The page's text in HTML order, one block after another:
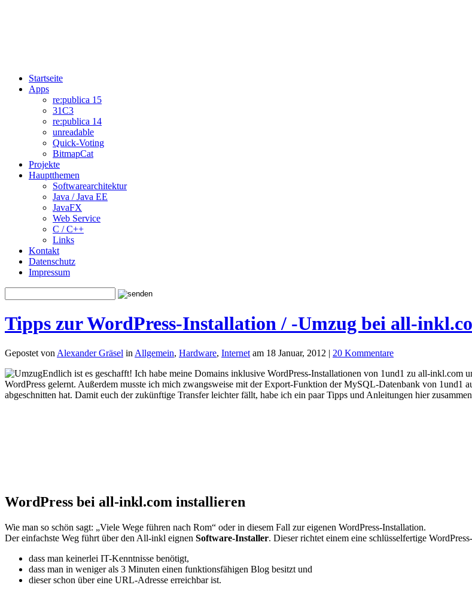
Startseite
Apps
re:publica 15
31C3
re:publica 14
unreadable
Quick-Voting
BitmapCat
Projekte
Hauptthemen
Softwarearchitektur
Java / Java EE
JavaFX
Web Service
C / C++
Links
Kontakt
Datenschutz
Impressum
Tipps zur WordPress-Installation / -Umzug bei all-
Gepostet von Alexander Gräsel in Allgemein, Hardware, Internet am 18 Januar, 2012 | 20 Kommentare
Endlich ist es geschafft! Ich habe meine Domains inklusive WordPress-Installationen von 1und1 zu all-inkl.com
WordPress gelernt. Außerdem musste ich mich zwangsweise mit der Export-Funktion der MySQL-Datenbank von 1und1
abgeschnitten hat. Damit euch der zukünftige Transfer leichter fällt, habe ich ein paar Tipps und Anleitungen hier
WordPress bei all-inkl.com installieren
Wie man so schön sagt: „Viele Wege führen nach Rom“ oder in diesem Fall zur eigenen WordPress-Installation.
Der einfachste Weg führt über den All-inkl eignen Software-Installer. Dieser richtet einem eine schlüsselfertige
dass man keinerlei IT-Kenntnisse benötigt,
dass man in weniger als 3 Minuten einen funktionsfähigen Blog besitzt und
dieser schon über eine URL-Adresse erreichbar ist.